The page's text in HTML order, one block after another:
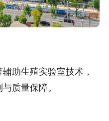
助生殖实验室技术，
质量保障。